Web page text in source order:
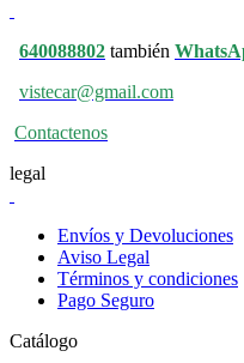
640088802 también
vistecar@gmail.com
Contactenos
legal
Envíos y Devoluciones
Aviso Legal
Términos y condiciones
Pago Seguro
Catálogo